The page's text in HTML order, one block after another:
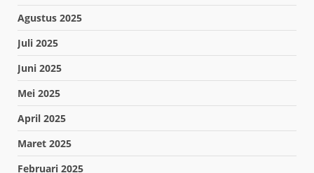
Agustus 2025
Juli 2025
Juni 2025
Mei 2025
April 2025
Maret 2025
Februari 2025